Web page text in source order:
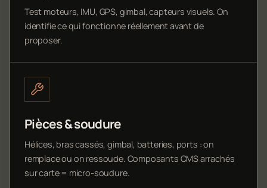
Test moteurs, IMU, GPS, gimbal, capteurs visuels. On
identifie ce qui fonctionne réellement avant de
proposer.
Pièces & soudure
Hélices, bras cassés, gimbal, batteries, ports : on
remplace ou on ressoude. Composants CMS arrachés
sur carte = micro-soudure.